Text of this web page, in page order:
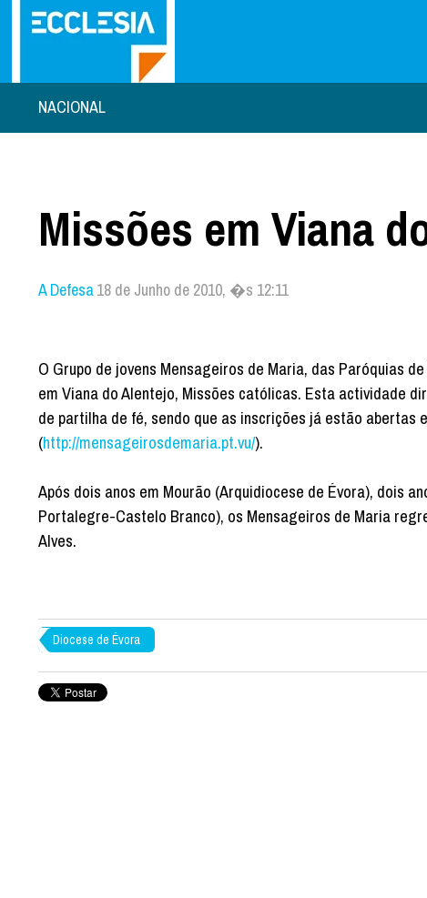
NACIONAL
Missões em Viana
A Defesa18 de Junho de 2010, �s 12:11
O Grupo de jovens Mensageiros de Maria, das Paróquias
em Viana do Alentejo, Missões católicas. Esta actividade
de partilha de fé, sendo que as inscrições já estão abertas
(http://mensageirosdemaria.pt.vu/).
Após dois anos em Mourão (Arquidiocese de Évora), dois
Portalegre-Castelo Branco), os Mensageiros de Maria
Alves.
Diocese de Évora